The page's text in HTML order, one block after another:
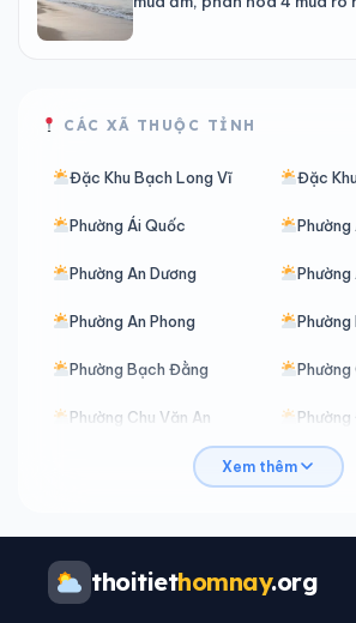
CÁC XÃ THUỘC TỈNH
Đặc Khu Bạch Long Vĩ Đặc
Phường Ái Quốc Phường
Phường An Dương Phường
Phường An Phong Phường
Phường Bạch Đằng Phường
Phường Chu Văn An
Phường Đông Hải Phường
Phường Hải Dương
Phường Hồng An
Xem thêm
thoitiethomnay.org